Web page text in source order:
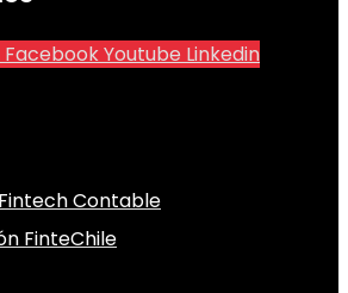
FacebookYoutube Linkedin
Contable
FinteChile